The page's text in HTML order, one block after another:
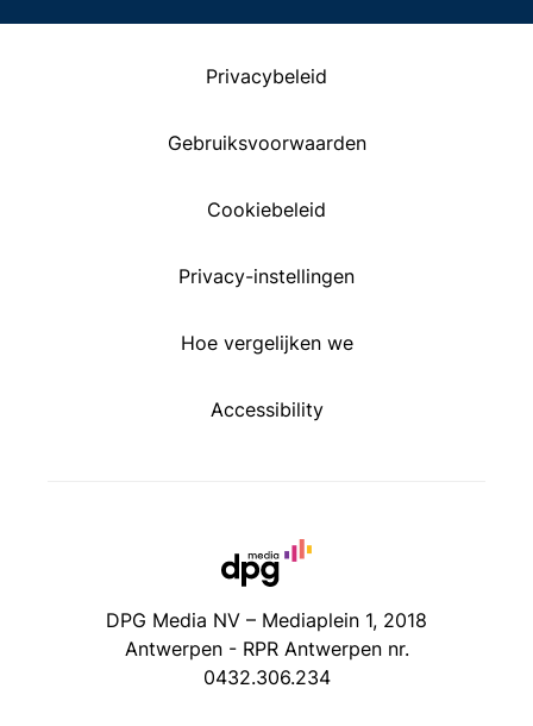
Privacybeleid
Gebruiksvoorwaarden
Cookiebeleid
Privacy-instellingen
Hoe vergelijken we
Accessibility
DPG Media NV – Mediaplein 1, 2018
Antwerpen - RPR Antwerpen nr.
0432.306.234